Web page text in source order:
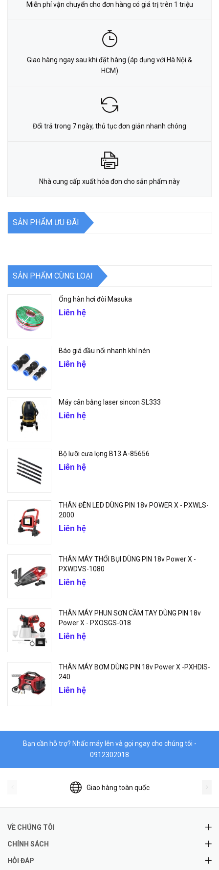
Miễn phí vận chuyển cho đơn hàng có giá trị trên 1 triệu
Giao hàng ngay sau khi đặt hàng (áp dụng với Hà Nội &
HCM)
Đổi trả trong 7 ngày, thủ tục đơn giản nhanh chóng
Nhà cung cấp xuất hóa đơn cho sản phẩm này
SẢN PHẨM ƯU ĐÃI
SẢN PHẨM CÙNG LOẠI
Ống hàn hơi đôi Masuka
Liên hệ
Báo giá đầu nối nhanh khí nén
Liên hệ
Máy cân bằng laser sincon SL333
Liên hệ
Bộ lưỡi cưa lọng B13 A-85656
Liên hệ
THÂN ĐÈN LED DÙNG PIN 18v POWER X - PXWLS-
2000
Liên hệ
THÂN MÁY THỔI BỤI DÙNG PIN 18v Power X -
PXWDVS-1080
Liên hệ
THÂN MÁY PHUN SƠN CẦM TAY DÙNG PIN 18v
Power X - PXOSGS-018
Liên hệ
THÂN MÁY BƠM DÙNG PIN 18v Power X -PXHDIS-
240
Liên hệ
Bạn cần hỗ trợ? Nhấc máy lên và gọi ngay cho chúng tôi -
0912302018
Giao hàng toàn quốc
VỀ CHÚNG TÔI
CHÍNH SÁCH
HỎI ĐÁP